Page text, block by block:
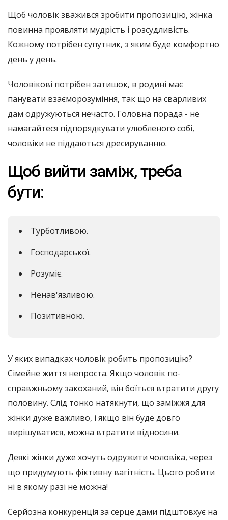
Щоб чоловік зважився зробити пропозицію, жінка
повинна проявляти мудрість і розсудливість.
Кожному потрібен супутник, з яким буде комфортно
день у день.
Чоловікові потрібен затишок, в родині має
панувати взаєморозуміння, так що на сварливих
дам одружуються нечасто. Головна порада - не
намагайтеся підпорядкувати улюбленого собі,
чоловіки не піддаються дресируванню.
Щоб вийти заміж, треба
бути:
Турботливою.
Господарської.
Розуміє.
Ненав'язливою.
Позитивною.
У яких випадках чоловік робить пропозицію?
Сімейне життя непроста. Якщо чоловік по-
справжньому закоханий, він боїться втратити другу
половину. Слід тонко натякнути, що заміжжя для
жінки дуже важливо, і якщо він буде довго
вирішуватися, можна втратити відносини.
Деякі жінки дуже хочуть одружити чоловіка, через
що придумують фіктивну вагітність. Цього робити
ні в якому разі не можна!
Серйозна конкуренція за серце дами підштовхує на